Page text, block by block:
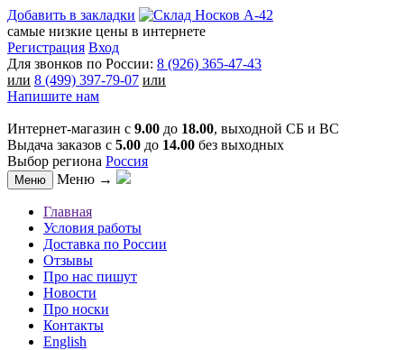
Добавить в закладки
самые низкие цены в интернете
Регистрация Вход
Для звонков по России: 8 (926) 365-47-43
или 8 (499) 397-79-07 или
Напишите нам
Интернет-магазин с 9.00 до 18.00, выходной СБ и ВС
Выдача заказов с 5.00 до 14.00 без выходных
Выбор региона Россия
Меню Меню →
Главная
Условия работы
Доставка по России
Отзывы
Про нас пишут
Новости
Про носки
Контакты
English